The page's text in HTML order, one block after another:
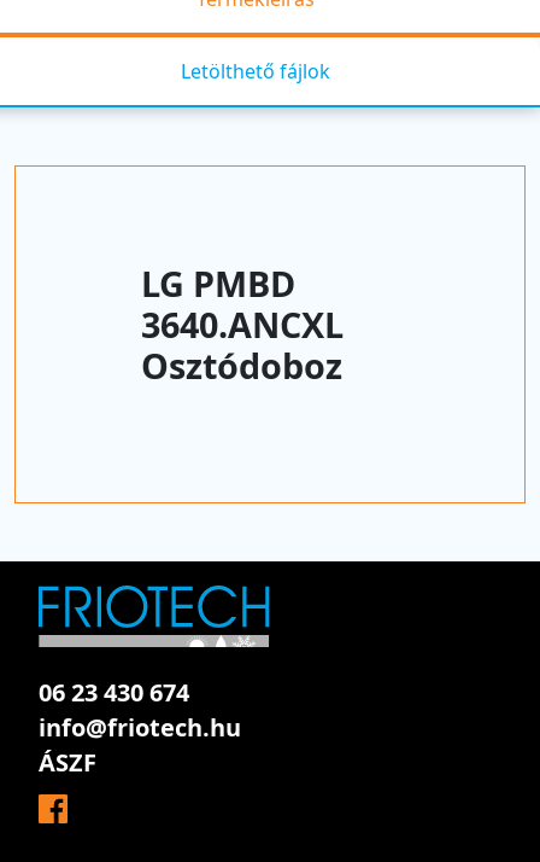
Letölthető fájlok
LG PMBD
3640.ANCXL
Osztódoboz
06 23 430 674
info@friotech.hu
ÁSZF